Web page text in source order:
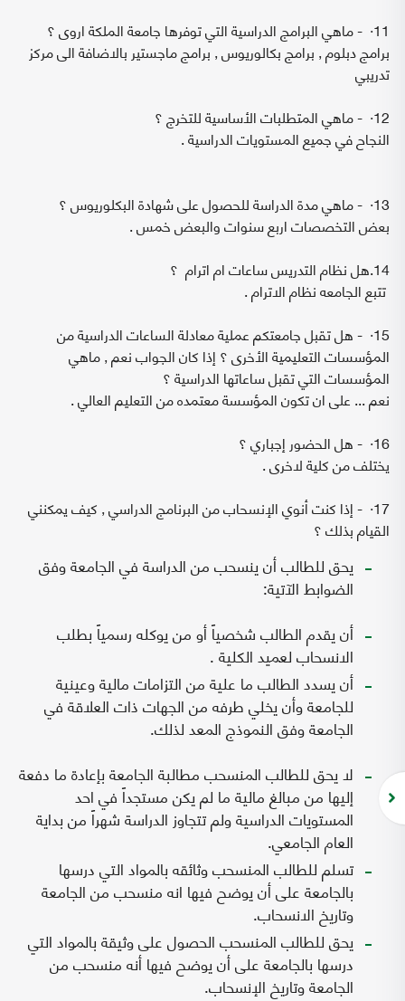
11· - ماهي البرامج الدراسية التي توفرها جامعة الملكة اروى ؟
برامج دبلوم , برامج بكالوريوس , برامج ماجستير بالاضافة الى مركز
تدريبي
12· - ماهي المتطلبات الأساسية للتخرج ؟
النجاح في جميع المستويات الدراسية .
13· - ماهي مدة الدراسة للحصول على شهادة البكلوريوس ؟
بعض التخصصات اربع سنوات والبعض خمس .
14.هل نظام التدريس ساعات ام اترام ؟
تتبع الجامعه نظام الاترام .
15· - هل تقبل جامعتكم عملية معادلة الساعات الدراسية من
المؤسسات التعليمية الأخرى ؟ إذا كان الجواب نعم , ماهي
المؤسسات التي تقبل ساعاتها الدراسية ؟
نعم ... على ان تكون المؤسسة معتمده من التعليم العالي .
16· - هل الحضور إجباري ؟
يختلف من كلية لاخرى .
17· - إذا كنت أنوي الإنسحاب من البرنامج الدراسي , كيف يمكنني
القيام بذلك ؟
يحق للطالب أن ينسحب من الدراسة في الجامعة وفق
الضوابط الآتية:
أن يقدم الطالب شخصياً أو من يوكله رسمياً بطلب
الانسحاب لعميد الكلية .
أن يسدد الطالب ما علية من التزامات مالية وعينية
للجامعة وأن يخلي طرفه من الجهات ذات العلاقة في
الجامعة وفق النموذج المعد لذلك.
لا يحق للطالب المنسحب مطالبة الجامعة بإعادة ما دفعة
إليها من مبالغ مالية ما لم يكن مستجداً في احد
المستويات الدراسية ولم تتجاوز الدراسة شهراً من بداية
العام الجامعي.
تسلم للطالب المنسحب وثائقه بالمواد التي درسها
بالجامعة على أن يوضح فيها انه منسحب من الجامعة
وتاريخ الانسحاب.
يحق للطالب المنسحب الحصول على وثيقة بالمواد التي
درسها بالجامعة على أن يوضح فيها أنه منسحب من
الجامعة وتاريخ الإنسحاب.